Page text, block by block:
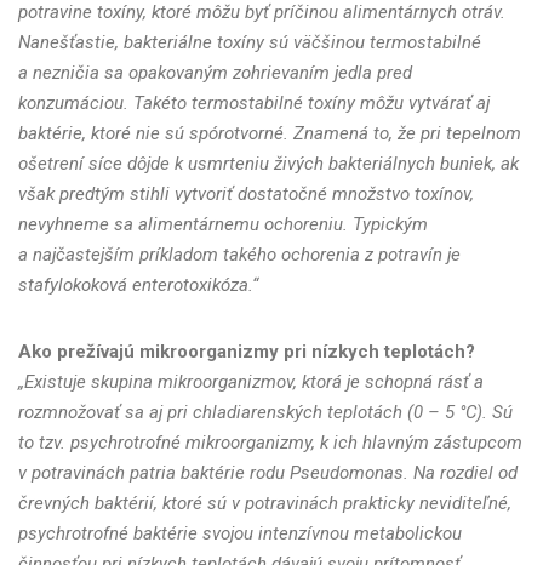
potravine toxíny, ktoré môžu byť príčinou alimentárnych otráv.
Nanešťastie, bakteriálne toxíny sú väčšinou termostabilné
a nezničia sa opakovaným zohrievaním jedla pred
konzumáciou. Takéto termostabilné toxíny môžu vytvárať aj
baktérie, ktoré nie sú spórotvorné. Znamená to, že pri tepelnom
ošetrení síce dôjde k usmrteniu živých bakteriálnych buniek, ak
však predtým stihli vytvoriť dostatočné množstvo toxínov,
nevyhneme sa alimentárnemu ochoreniu. Typickým
a najčastejším príkladom takého ochorenia z potravín je
stafylokoková enterotoxikóza.“
Ako prežívajú mikroorganizmy pri nízkych teplotách?
„Existuje skupina mikroorganizmov, ktorá je schopná rásť a
rozmnožovať sa aj pri chladiarenských teplotách (0 – 5 °C). Sú
to tzv. psychrotrofné mikroorganizmy, k ich hlavným zástupcom
v potravinách patria baktérie rodu Pseudomonas. Na rozdiel od
črevných baktérií, ktoré sú v potravinách prakticky neviditeľné,
psychrotrofné baktérie svojou intenzívnou metabolickou